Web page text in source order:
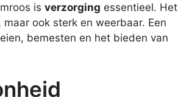
is verzorging essentieel. Het
ook sterk en weerbaar. Een
bemesten en het bieden van